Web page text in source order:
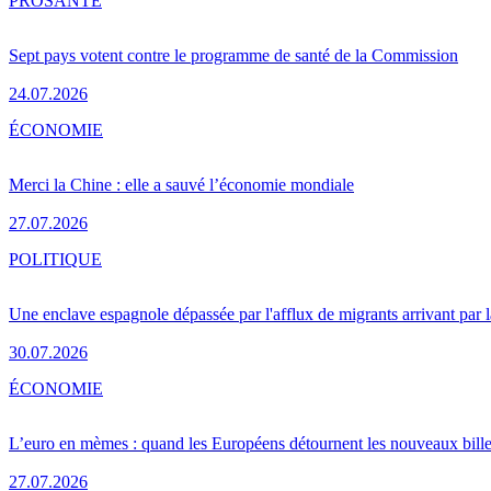
Sept pays votent contre le programme de santé de la Commission
24.07.2026
Merci la Chine : elle a sauvé l’économie mondiale
27.07.2026
ÉCONOMIE
Une enclave espagnole dépassée par l'afflux de migrants arrivant par
30.07.2026
POLITIQUE
L’euro en mèmes : quand les Européens détournent les nouveaux
27.07.2026
ÉCONOMIE